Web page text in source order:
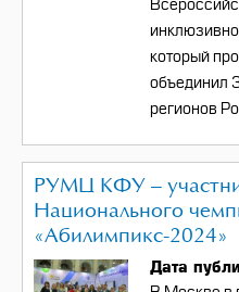
который
объединил
регионов
РУМЦ КФУ –
Национального
«Абилимпикс-2024»
Дата